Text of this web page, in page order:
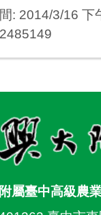
: 2014/3/16 下
屬臺中高級農